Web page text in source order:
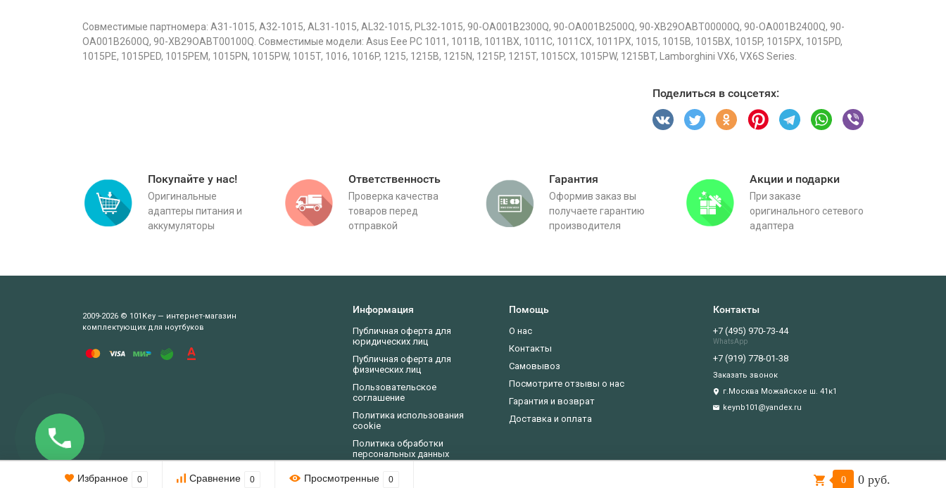
Этот веб-сайт использует cookie-файлы.
Подтверждаю
Совместимые партномера: A31-1015, A32-1015, AL31-1015, AL32-1015, PL32-1015, 90-OA001B2300Q, 90-OA001B2500Q, 90-XB29OABT00000Q, 90-OA001B2400Q, 90-
OA001B2600Q, 90-XB29OABT00100Q. Совместимые модели: Asus Eee PC 1011, 1011B, 1011BX, 1011C, 1011CX, 1011PX, 1015, 1015B, 1015BX, 1015P, 1015PX, 1015PD,
1015PE, 1015PED, 1015PEM, 1015PN, 1015PW, 1015T, 1016, 1016P, 1215, 1215B, 1215N, 1215P, 1215T, 1015CX, 1015PW, 1215BT, Lamborghini VX6, VX6S Series.
Поделиться в соцсетях:
Покупайте у нас!
Оригинальные
адаптеры питания и
аккумуляторы
Ответственность
Проверка качества
товаров перед
отправкой
Гарантия
Оформив заказ вы
получаете гарантию
производителя
Акции и подарки
При заказе
оригинального сетевого
адаптера
2009-2026 © 101Key — интернет-магазин
комплектующих для ноутбуков
Информация
Публичная оферта для
юридических лиц
Публичная оферта для
физических лиц
Пользовательское
соглашение
Политика использования
cookie
Политика обработки
персональных данных
Помощь
О нас
Контакты
Самовывоз
Посмотрите отзывы о нас
Гарантия и возврат
Доставка и оплата
Контакты
+7 (495) 970-73-44
WhatsApp
+7 (919) 778-01-38
Заказать звонок
г.Москва Можайское ш. 41к1
keynb101@yandex.ru
Избранное 0 Сравнение 0 Просмотренные 0 0 0 руб.